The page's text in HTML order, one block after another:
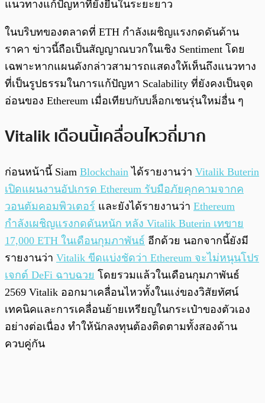
แนวทางแก้ปัญหาที่ยั่งยืนในระยะยาว
ในบริบทของตลาดที่ ETH กำลังเผชิญแรงกดดันด้าน
ราคา ข่าวนี้ถือเป็นสัญญาณบวกในเชิง Sentiment โดย
เฉพาะหากแผนดังกล่าวสามารถแสดงให้เห็นถึงแนวทาง
ที่เป็นรูปธรรมในการแก้ปัญหา Scalability ที่ยังคงเป็นจุด
อ่อนของ Ethereum เมื่อเทียบกับบล็อกเชนรุ่นใหม่อื่น ๆ
Vitalik เดือนนี้เคลื่อนไหวถี่มาก
ก่อนหน้านี้ Siam Blockchain ได้รายงานว่า Vitalik Buterin
เปิดแผนงานอัปเกรด Ethereum รับมือภัยคุกคามจากค
วอนตัมคอมพิวเตอร์ และยังได้รายงานว่า Ethereum
กำลังเผชิญแรงกดดันหนัก หลัง Vitalik Buterin เทขาย
17,000 ETH ในเดือนกุมภาพันธ์ อีกด้วย นอกจากนี้ยังมี
รายงานว่า Vitalik ขีดแบ่งชัดว่า Ethereum จะไม่หนุนโปร
เจกต์ DeFi ฉาบฉวย โดยรวมแล้วในเดือนกุมภาพันธ์
2569 Vitalik ออกมาเคลื่อนไหวทั้งในแง่ของวิสัยทัศน์
เทคนิคและการเคลื่อนย้ายเหรียญในกระเป๋าของตัวเอง
อย่างต่อเนื่อง ทำให้นักลงทุนต้องติดตามทั้งสองด้าน
ควบคู่กัน